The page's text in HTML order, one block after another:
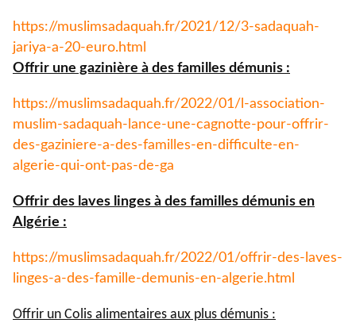
https://muslimsadaquah.fr/2021/12/3-sadaquah-
jariya-a-20-euro.html
Offrir une gazinière à des familles démunis :
https://muslimsadaquah.fr/2022/01/l-association-
muslim-sadaquah-lance-une-cagnotte-pour-offrir-
des-gaziniere-a-des-familles-en-difficulte-en-
algerie-qui-ont-pas-de-ga
Offrir des laves linges à des familles démunis en
Algérie :
https://muslimsadaquah.fr/2022/01/offrir-des-laves-
linges-a-des-famille-demunis-en-algerie.html
Offrir un Colis alimentaires aux plus démunis :